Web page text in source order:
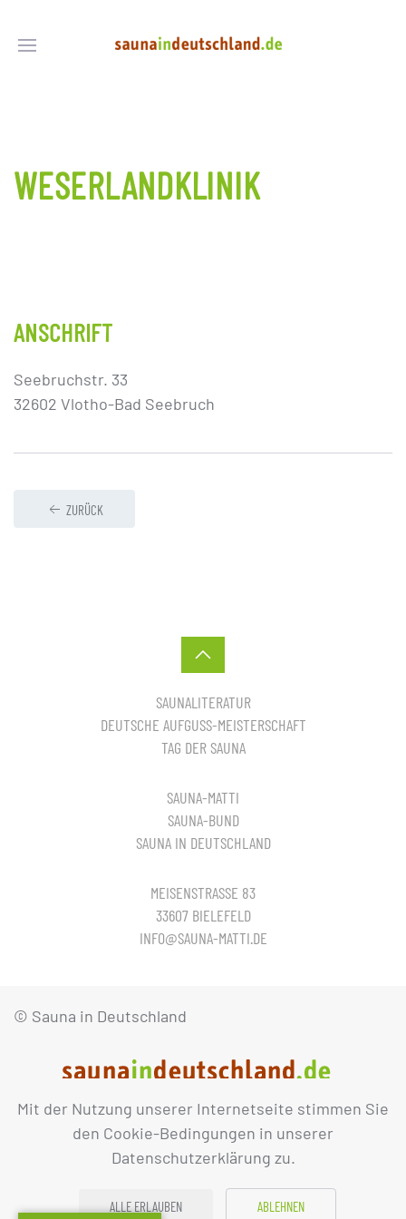
Mit der Nutzung unserer Internetseite stimmen Sie
den Cookie-Bedingungen in unserer
Datenschutzerklärung zu.
ALLE ERLAUBEN ABLEHNEN
WESERLANDKLINIK
ANSCHRIFT
Seebruchstr. 33
32602 Vlotho-Bad Seebruch
ZURÜCK
SAUNALITERATUR
DEUTSCHE AUFGUSS-MEISTERSCHAFT
TAG DER SAUNA
SAUNA-MATTI
SAUNA-BUND
SAUNA IN DEUTSCHLAND
MEISENSTRASSE 83
33607 BIELEFELD
INFO@SAUNA-MATTI.DE
© Sauna in Deutschland
IMPRESSUM DATENSCHUTZ